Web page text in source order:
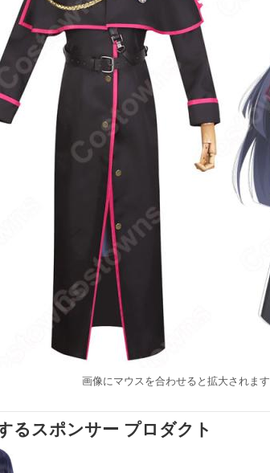
画像にマウスを合わせると拡大されます
るスポンサー プロダクト